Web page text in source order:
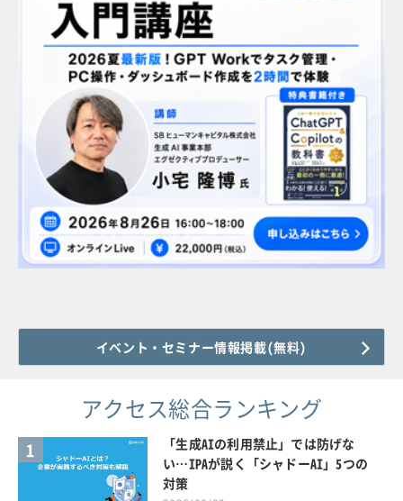
イベント・セミナー情報掲載(無料)
アクセス総合ランキング
1
「生成AIの利用禁止」では防げな
い…IPAが説く「シャドーAI」5つの
対策